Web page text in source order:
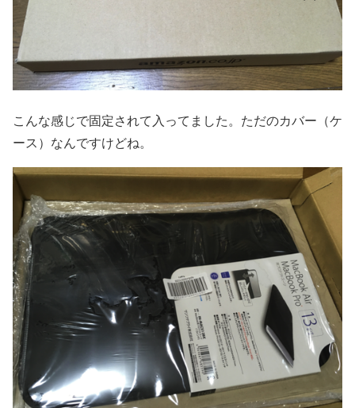
こんな感じで固定されて入ってました。ただのカバー（ケ
ース）なんですけどね。